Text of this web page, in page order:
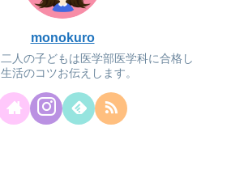
monokuro
人の子どもは医学部医学科に合格し
活のコツお伝えします。